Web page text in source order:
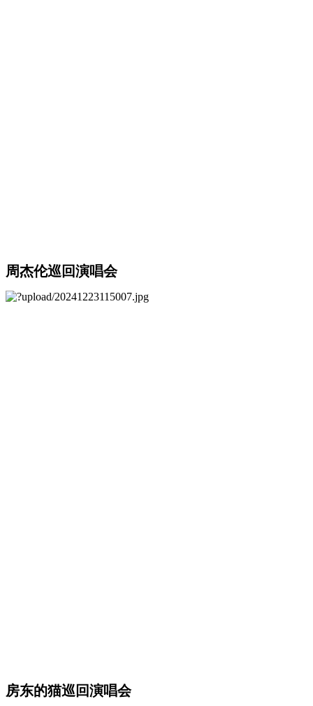
周杰伦巡回演唱会
房东的猫巡回演唱会